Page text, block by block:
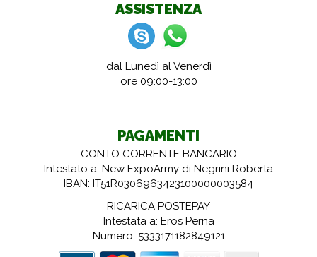
ASSISTENZA
dal Lunedì al Venerdì
ore 09:00-13:00
PAGAMENTI
CONTO CORRENTE BANCARIO
Intestato a: New ExpoArmy di Negrini Roberta
IBAN: IT51R0306963423100000003584
RICARICA POSTEPAY
Intestata a: Eros Perna
Numero: 5333171182849121